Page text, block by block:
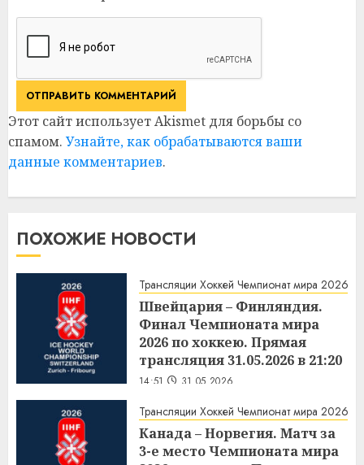
Этот сайт использует Akismet для борьбы со
спамом. Узнайте, как обрабатываются ваши
данные комментариев.
ПОХОЖИЕ НОВОСТИ
Трансляции Хоккей Чемпионат мира 2026
Швейцария – Финляндия.
Финал Чемпионата мира
2026 по хоккею. Прямая
трансляция 31.05.2026 в 21:20
14:51 31.05.2026
Трансляции Хоккей Чемпионат мира 2026
Канада – Норвегия. Матч за
3-е место Чемпионата мира